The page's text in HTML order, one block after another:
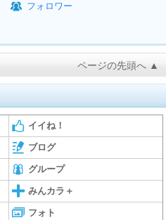
フォロワー
ページの先頭へ ▲
イイね！
ブログ
グループ
みんカラ＋
フォト